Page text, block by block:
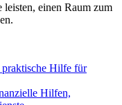
einen Raum zum
Hilfe für
Hilfen,